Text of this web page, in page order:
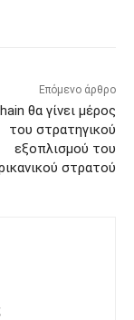
Επόμενο άρθρο
θα γίνει μέρος
του στρατηγικού
εξοπλισμού του
στρατού